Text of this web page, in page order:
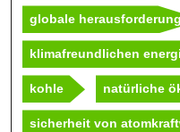
globale herausforderung
klimafreundlichen
kohle natürliche
sicherheit von